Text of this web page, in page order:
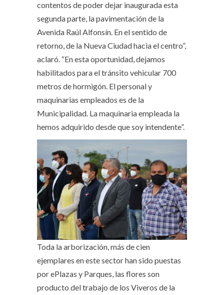
contentos de poder dejar inaugurada esta
segunda parte, la pavimentación de la
Avenida Raúl Alfonsín. En el sentido de
retorno, de la Nueva Ciudad hacia el centro”,
aclaró. “En esta oportunidad, dejamos
habilitados para el tránsito vehicular 700
metros de hormigón. El personal y
maquinarias empleados es de la
Municipalidad. La maquinaria empleada la
hemos adquirido desde que soy intendente”.
Toda la arborización, más de cien
ejemplares en este sector han sido puestas
por ePlazas y Parques, las flores son
producto del trabajo de los Viveros de la